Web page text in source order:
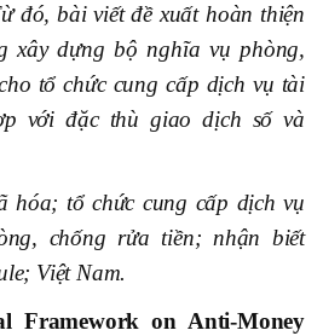
đó, bài viết đề xuất hoàn thiện
xây dựng bộ nghĩa vụ phòng,
tổ chức cung cấp dịch vụ tài
với đặc thù giao dịch số và
hóa; tổ chức cung cấp dịch vụ
chống rửa tiền; nhận biết
Việt Nam.
Framework on Anti-Money